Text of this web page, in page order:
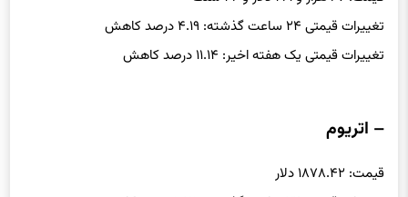
تغییرات قیمتی ۲۴ ساعت گذشته: ۴.۱۹ درصد کاهش
تغییرات قیمتی یک هفته اخیر: ۱۱.۱۴ درصد کاهش
– اتریوم
قیمت: ۱۸۷۸.۴۲ دلار